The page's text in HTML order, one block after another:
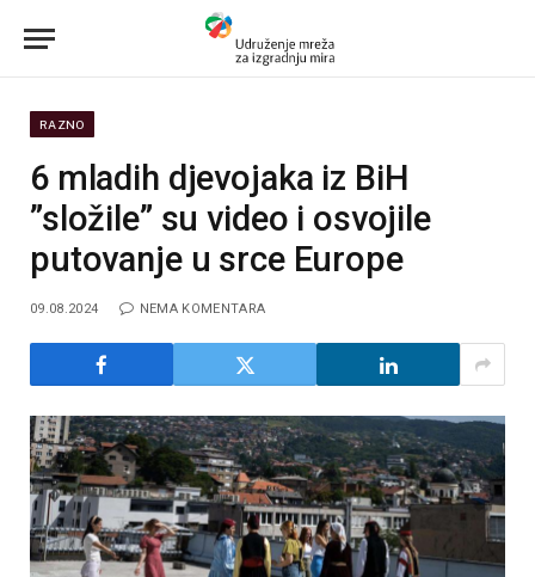
RAZNO
6 mladih djevojaka iz BiH
”složile” su video i osvojile
putovanje u srce Europe
09.08.2024 NEMA KOMENTARA